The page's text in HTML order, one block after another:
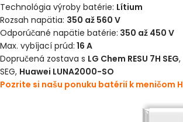
Technológia výroby batérie: Lítium
Rozsah napätia: 350 až 560 V
Odporúčané napätie batérie: 350 až 450 V
Max. vybíjací prúd: 16 A
Dopručená zostava s LG Chem RESU 7H SEG,
SEG, Huawei LUNA2000-SO
Pozrite si našu ponuku batérií k meničom